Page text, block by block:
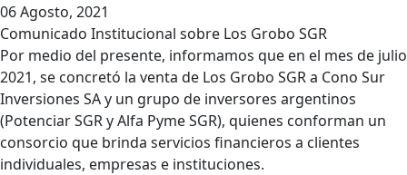
06 Agosto, 2021
Comunicado Institucional sobre Los Grobo SGR
Por medio del presente, informamos que en el mes de julio
2021, se concretó la venta de Los Grobo SGR a Cono Sur
Inversiones SA y un grupo de inversores argentinos
(Potenciar SGR y Alfa Pyme SGR), quienes conforman un
consorcio que brinda servicios financieros a clientes
individuales, empresas e instituciones.